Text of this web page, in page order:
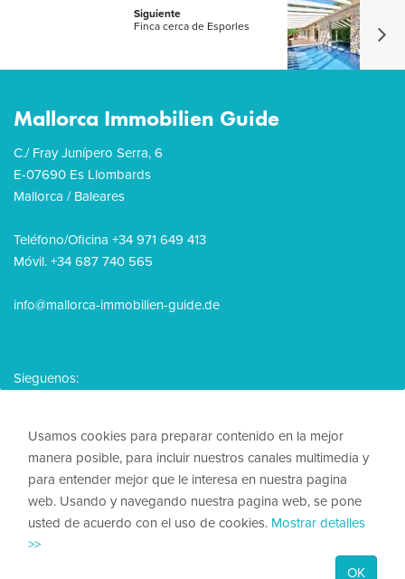
Siguiente
Finca cerca de Esporles
Mallorca Immobilien Guide
C./ Fray Junípero Serra, 6
E-07690 Es Llombards
Mallorca / Baleares
Teléfono/Oficina +34 971 649 413
Móvil. +34 687 740 565
info@mallorca-immobilien-guide.de
Sieguenos:
© 2026, Mallorca Immobilien Guide
Nota legal
Usamos cookies para preparar contenido en la mejor
manera posible, para incluir nuestros canales multimedia y
para entender mejor que le interesa en nuestra pagina
web. Usando y navegando nuestra pagina web, se pone
usted de acuerdo con el uso de cookies. Mostrar detalles
>>
OK